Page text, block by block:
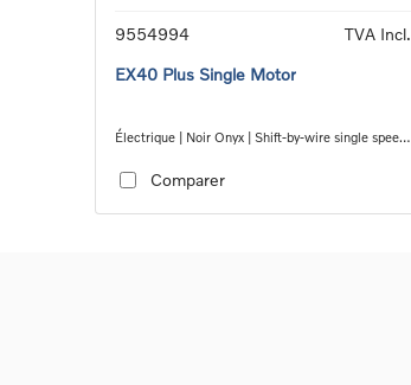
9554994
TVA Incl.
EX40 Plus Single Motor
Électrique | Noir Onyx | Shift-by-wire single speed
Comparer